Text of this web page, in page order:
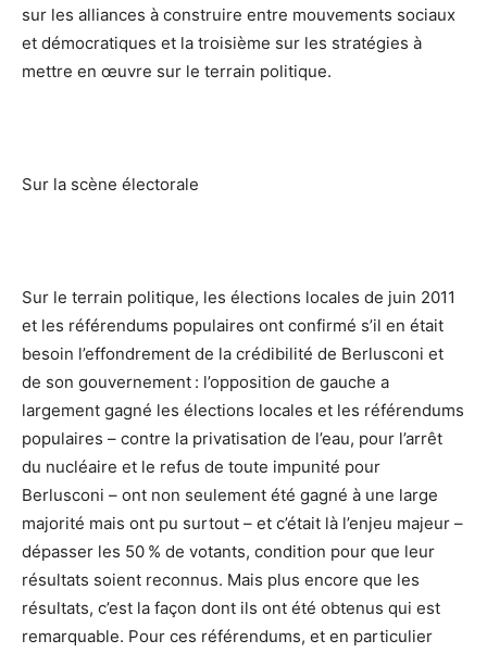
sur les alliances à construire entre mouvements sociaux
et démocratiques et la troisième sur les stratégies à
mettre en œuvre sur le terrain politique.
Sur la scène électorale
Sur le terrain politique, les élections locales de juin 2011
et les référendums populaires ont confirmé s’il en était
besoin l’effondrement de la crédibilité de Berlusconi et
de son gouvernement : l’opposition de gauche a
largement gagné les élections locales et les référendums
populaires – contre la privatisation de l’eau, pour l’arrêt
du nucléaire et le refus de toute impunité pour
Berlusconi – ont non seulement été gagné à une large
majorité mais ont pu surtout – et c’était là l’enjeu majeur –
dépasser les 50 % de votants, condition pour que leur
résultats soient reconnus. Mais plus encore que les
résultats, c’est la façon dont ils ont été obtenus qui est
remarquable. Pour ces référendums, et en particulier